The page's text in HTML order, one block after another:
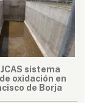
sistema
oxidación en
de Borja